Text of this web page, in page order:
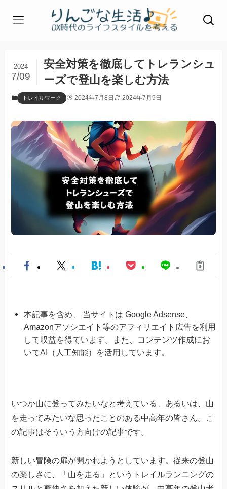
安全対策を徹底してトレランシュ
ーズで登山を楽しむ方法
2024
7/09
トレイルワーク 2024年7月8日 2024年7月9日
本記事を含め、 当サイトは Google Adsense、
Amazonアソシエイト等のアフィリエイト広告を利用
して収益を得ています。また、コンテンツ作成にお
いてAI（人工知能）を活用しています。
いつか山に登ってみたいなと考えている、あるいは、山
を走ってみたいな思ったことのある中高年の皆さん。こ
の記事はそういう方向けの記事です。
新しい冒険の扉が開かれようとしています。従来の登山
の楽しさに、「山を走る」というトレイルランニングの